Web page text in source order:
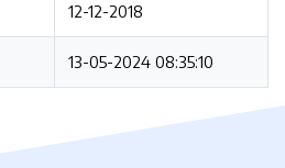
12-12-2018
13-05-2024 08:35:10